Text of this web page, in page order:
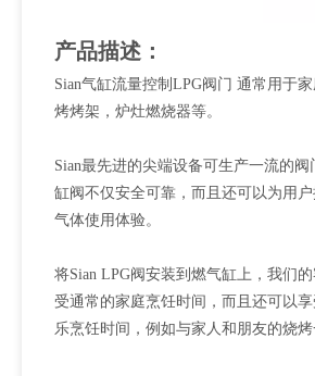
产品描述：
Sian气缸流量控制LPG阀门 通常用于
烤烤架，炉灶燃烧器等。
Sian最先进的尖端设备可生产一流的阀
缸阀不仅安全可靠，而且还可以为用
气体使用体验。
将Sian LPG阀安装到燃气缸上，我们
受通常的家庭烹饪时间，而且还可以
乐烹饪时间，例如与家人和朋友的烧烤